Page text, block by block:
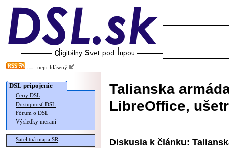
neprihlásený
DSL pripojenie
Ceny DSL
Dostupnosť DSL
Fórum o DSL
Výsledky meraní
Satelitná mapa SR
Talianska
LibreOffice,
Diskusia k článku: